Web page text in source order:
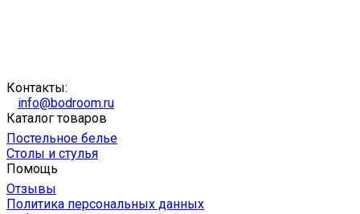
Контакты:
info@bodroom.ru
Каталог товаров
Постельное белье
Столы и стулья
Помощь
Отзывы
Политика персональных данных